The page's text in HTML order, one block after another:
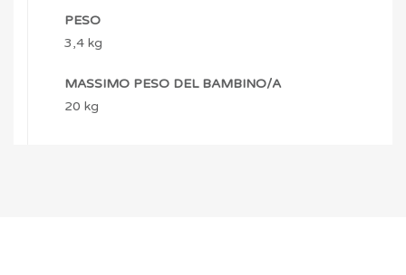
PESO
3,4 kg
MASSIMO PESO DEL BAMBINO/A
20 kg